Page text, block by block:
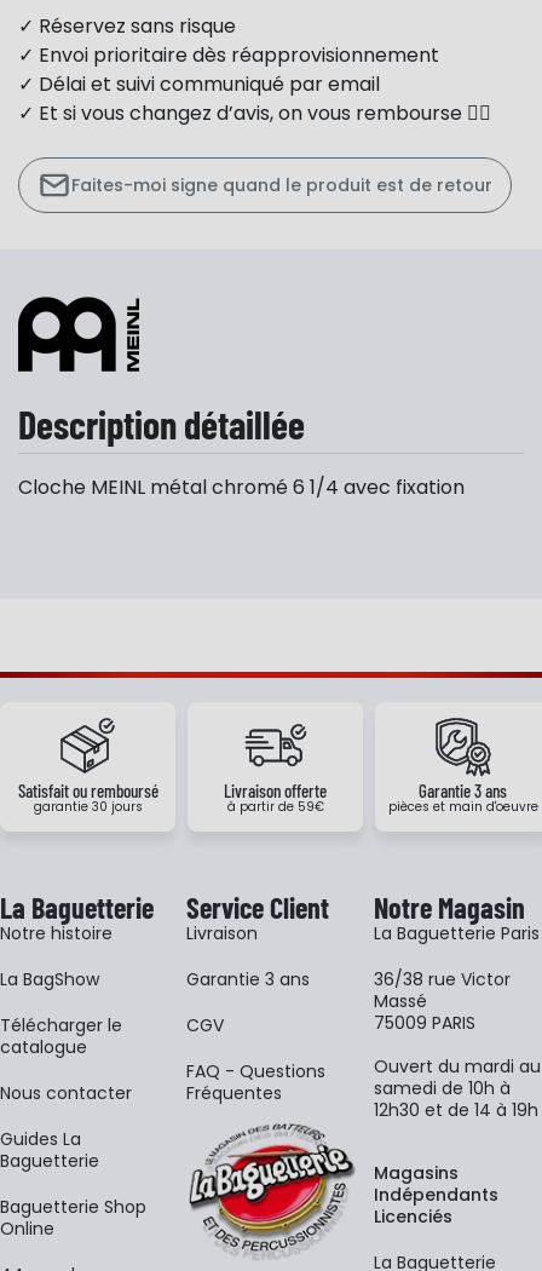
✓ Réservez sans risque
✓ Envoi prioritaire dès réapprovisionnement
✓ Délai et suivi communiqué par email
✓ Et si vous changez d’avis, on vous rembourse 👍🏻
Faites-moi signe quand le produit est de retour
Description détaillée
Cloche MEINL métal chromé 6 1/4 avec fixation
Satisfait ou remboursé
garantie 30 jours
Livraison offerte
à partir de 59€
Garantie 3 ans
pièces et main d'oeuvre
La Baguetterie
Notre histoire
La BagShow
​Télécharger le
catalogue
Nous contacter
Guides La
Baguetterie
Baguetterie Shop
Online
Service Client
Livraison
Garantie 3 ans
CGV
FAQ - Questions
Fréquentes
Notre Magasin
La Baguetterie Paris
36/38 rue Victor
Massé
75009 PARIS
Ouvert du mardi au
samedi de 10h à
12h30 et de 14 à 19h
Magasins
Indépendants
Licenciés
La Baguetterie